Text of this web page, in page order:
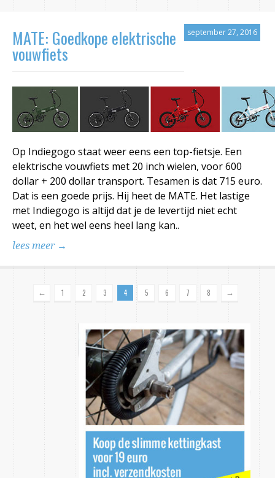
september 27, 2016
MATE: Goedkope elektrische
vouwfiets
Op Indiegogo staat weer eens een top-fietsje. Een
elektrische vouwfiets met 20 inch wielen, voor 600
dollar + 200 dollar transport. Tesamen is dat 715 euro.
Dat is een goede prijs. Hij heet de MATE. Het lastige
met Indiegogo is altijd dat je de levertijd niet echt
weet, en het wel eens heel lang kan..
lees meer →
← 1 2 3 4 5 6 7 8 →